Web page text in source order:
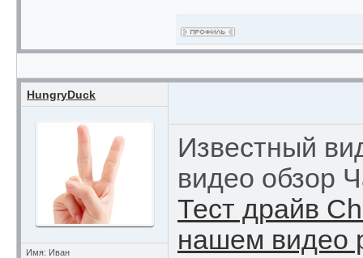
HungryDuck
Имя: Иван
Известный
видео обзор
Тест драйв
нашем видео